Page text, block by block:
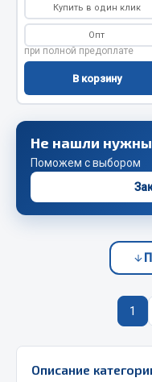
Запчасти
Система питания
Кабина
Оперение кабины
Запчасти FAW
Система охлаждения
Купить в один клик
Опт
при полной предоплате
В корзину
Не нашли
Поможем с выбором
1
Описание